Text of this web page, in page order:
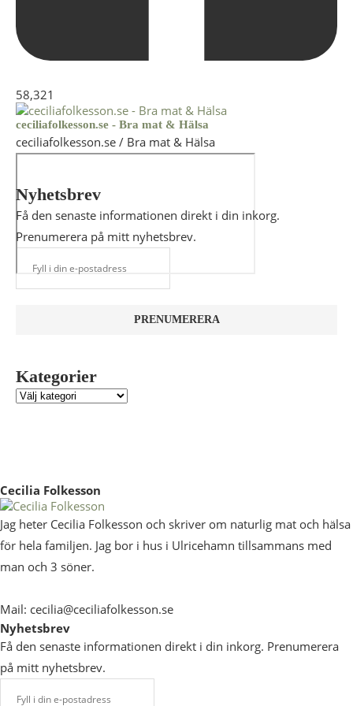
58,321
ceciliafolkesson.se - Bra mat & Hälsa
ceciliafolkesson.se / Bra mat & Hälsa
Nyhetsbrev
Få den senaste informationen direkt i din inkorg.
Prenumerera på mitt nyhetsbrev.
Kategorier
Cecilia Folkesson
Jag heter Cecilia Folkesson och skriver om naturlig mat och hälsa
för hela familjen. Jag bor i hus i Ulricehamn tillsammans med
man och 3 söner.
Mail: cecilia@ceciliafolkesson.se
Nyhetsbrev
Få den senaste informationen direkt i din inkorg. Prenumerera
på mitt nyhetsbrev.